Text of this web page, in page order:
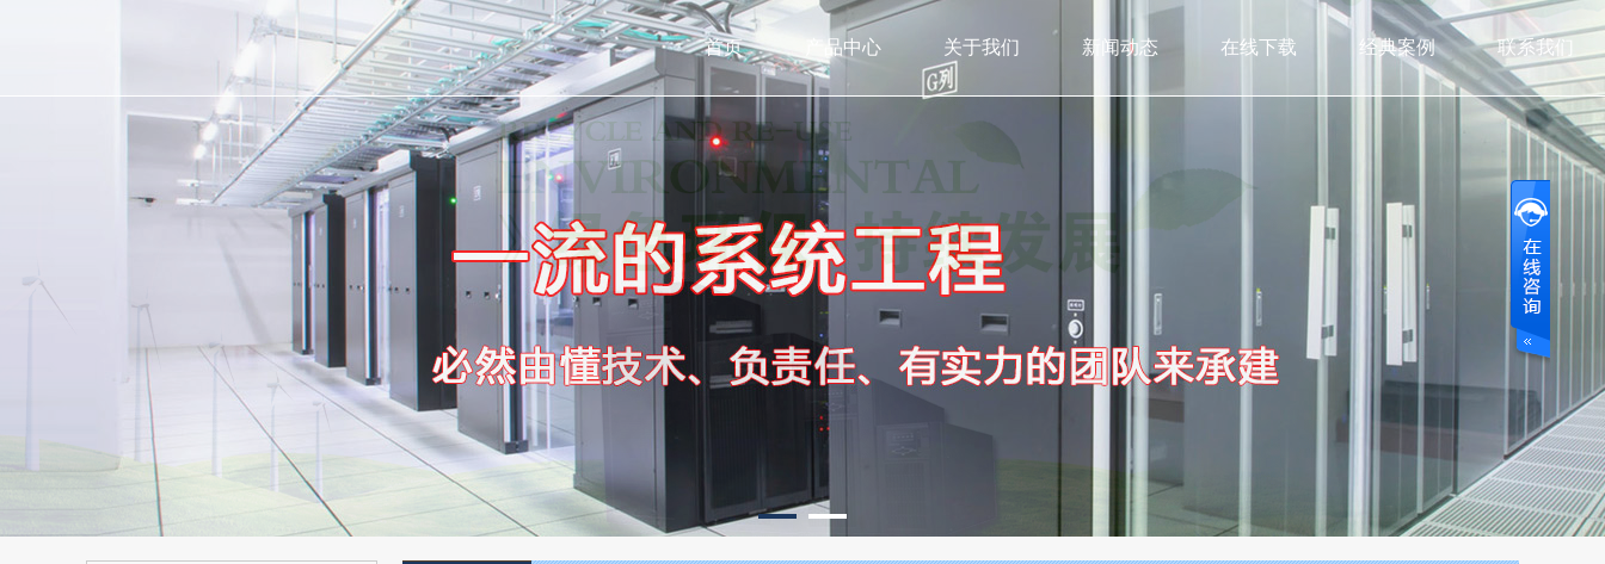
首页 产品中心 关于我们 新闻动态 在线下载 经典案例 联系我们